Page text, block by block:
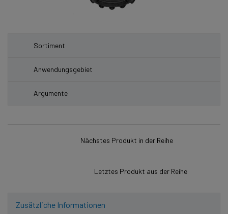
Sortiment
Anwendungsgebiet
Argumente
Nächstes Produkt in der Reihe
Letztes Produkt aus der Reihe
Zusätzliche Informationen